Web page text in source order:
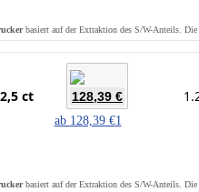
basiert auf der Extraktion des S/W-Anteils. Die
2,5 ct 128,39 €
ab 128,39 €1
basiert auf der Extraktion des S/W-Anteils. Die